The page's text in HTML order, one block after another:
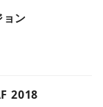
ン
2018